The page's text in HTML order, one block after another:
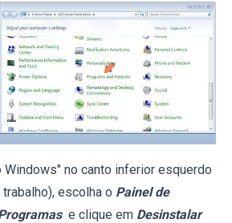
Windows" no canto inferior esquerdo
escolha o Painel de
e clique em Desinstalar